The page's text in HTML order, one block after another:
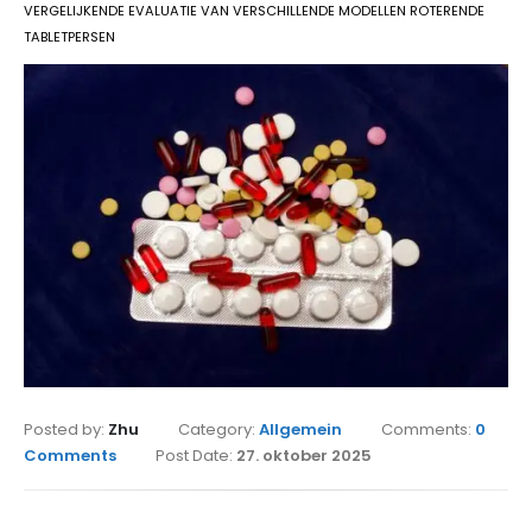
VERGELIJKENDE EVALUATIE VAN VERSCHILLENDE MODELLEN ROTERENDE
TABLETPERSEN
Posted by: Zhu Category: Allgemein Comments: 0
Comments
Post Date: 27. oktober 2025